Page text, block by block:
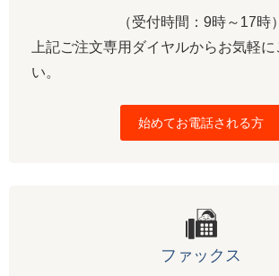
（受付時間：9時～17時）
上記ご注文専用ダイヤルからお気軽
い。
始めてお電話される方
ファックス